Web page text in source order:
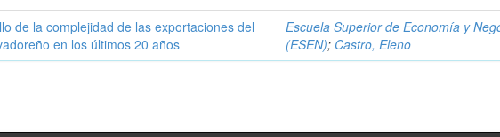
de la complejidad de las exportaciones del
en los últimos 20 años
Escuela Superior de Economía y
(ESEN); Castro, Eleno